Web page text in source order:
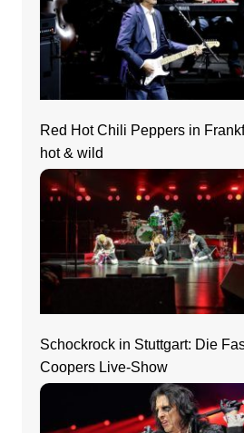
Red Hot Chili Peppers in
hot & wild
Schockrock in Stuttgart: Die
Coopers Live-Show